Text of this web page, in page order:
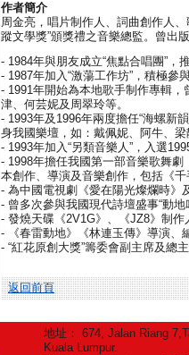
作者簡介
周金亮，唱片制作人、詞曲創作人
蹤文學獎”頒獎禮之音樂總監。曾出
- 1984年與朋友成立“焦點合唱團”，
- 1987年加入“激蕩工作坊”，積極參
- 1991年開始為本地歌手制作專輯
津、何芸妮及周翠玲等。
- 1993年及1996年兩度擔任“海螺新
身我國樂壇，如：戴佩妮、阿牛、
- 1993年加入“另類音樂人”，入選
- 1998年擔任我國第一部音樂歌舞
本創作、導演及音樂創作，包括《
- 為中國電視劇《愛在陽光燦爛時》
- 曾多次參與我國現代詩壇盛事“動
- 發燒天碟《2V1G》、《JZ8》制作
- 《春雷動地》《林連玉傳》導演、
- “紅花原創大獎”籌委會副主席及總
返回前頁
地址： 674, Jalan Riang
Kuala Lumpur.